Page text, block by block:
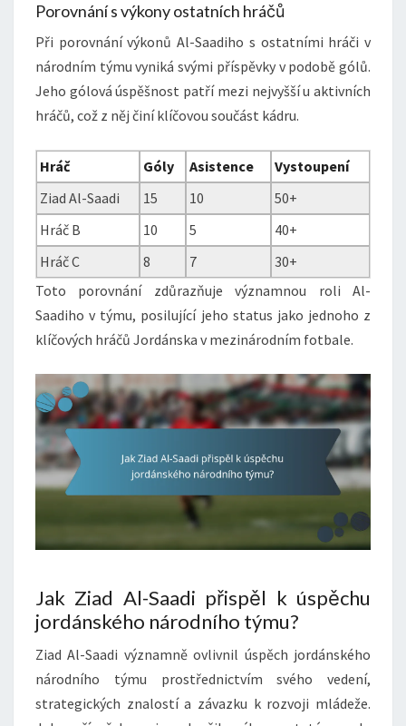
Porovnání s výkony ostatních hráčů
Při porovnání výkonů Al-Saadiho s ostatními hráči v
národním týmu vyniká svými příspěvky v podobě gólů.
Jeho gólová úspěšnost patří mezi nejvyšší u aktivních
hráčů, což z něj činí klíčovou součást kádru.
Hráč Góly Asistence
Vystoupení
Ziad Al-Saadi
15 10
50+
Hráč B
10 5
40+
Hráč C
8 7
30+
Toto porovnání zdůrazňuje významnou roli Al-
Saadiho v týmu, posilující jeho status jako jednoho z
klíčových hráčů Jordánska v mezinárodním fotbale.
Jak Ziad Al-Saadi přispěl k úspěchu
jordánského národního týmu?
Ziad Al-Saadi významně ovlivnil úspěch jordánského
národního týmu prostřednictvím svého vedení,
strategických znalostí a závazku k rozvoji mládeže.